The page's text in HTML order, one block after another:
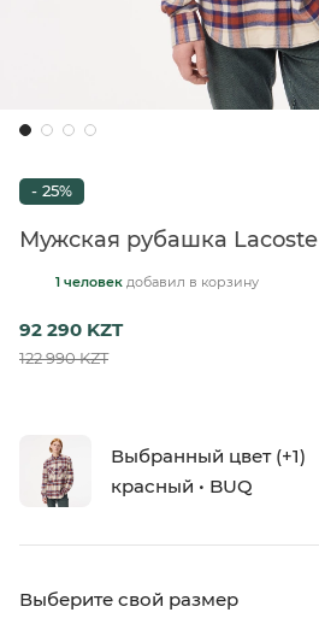
- 25%
Мужская рубашка Lacoste
1 человек добавил в корзину
92 290 KZT
122 990 KZT
Выбранный цвет (+1)
красный • BUQ
Выберите свой размер